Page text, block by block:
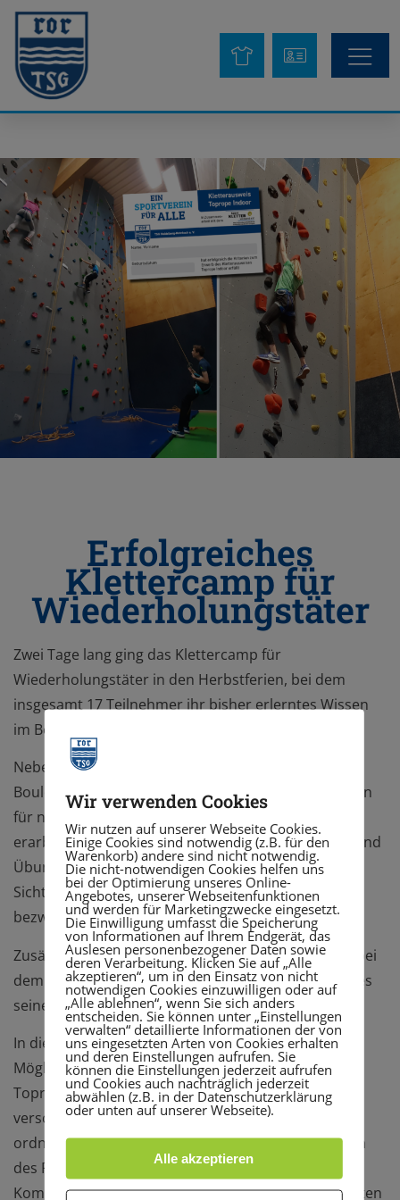
Erfolgreiches
Klettercamp für
Wiederholungstäter
Zwei Tage lang ging das Klettercamp für
Wiederholungstäter in den Herbstferien, bei dem
insgesamt 17 Teilnehmer ihr bisher erlerntes Wissen
im Bereich Klettern erweitern und festigen konnten.
Neben Spielen und Teamaufgaben an der
Boulderwand, wurden verschiedene Technikübungen
für neue Lösungsansätze an der Kletterwand
erarbeitet und ausprobiert. Dank der neuen Tipps und
Übungen, konnten die Routen aus einer ganz neuen
Sichtweise und vor allem Kräfte schonender
bezwungen werden.
Zusätzliches Highlight im Camp: Das Sturztraining, bei
dem man das richtige Handling im Falle eines Sturzes
seines Partners trainieren konnte.
In diesem Jahr gab es zudem das erste mal die
Möglichkeit für die Teilnehmer den Kletterausweis
Toprope Indoor zu erwerben. Dafür mussten
verschiedene Kriterien wie beispielsweise das
ordnungsgemäße und sichere Ablassen und Sichern
des Partners, Partnercheck und verschiedene
Kommandos erfüllt werden. Erfreulicherweise konnten
Wir verwenden Cookies
Wir nutzen auf unserer Webseite Cookies.
Einige Cookies sind notwendig (z.B. für den
Warenkorb) andere sind nicht notwendig.
Die nicht-notwendigen Cookies helfen uns
bei der Optimierung unseres Online-
Angebotes, unserer Webseitenfunktionen
und werden für Marketingzwecke eingesetzt.
Die Einwilligung umfasst die Speicherung
von Informationen auf Ihrem Endgerät, das
Auslesen personenbezogener Daten sowie
deren Verarbeitung. Klicken Sie auf „Alle
akzeptieren“, um in den Einsatz von nicht
notwendigen Cookies einzuwilligen oder auf
„Alle ablehnen“, wenn Sie sich anders
entscheiden. Sie können unter „Einstellungen
verwalten“ detaillierte Informationen der von
uns eingesetzten Arten von Cookies erhalten
und deren Einstellungen aufrufen. Sie
können die Einstellungen jederzeit aufrufen
und Cookies auch nachträglich jederzeit
abwählen (z.B. in der Datenschutzerklärung
oder unten auf unserer Webseite).
Alle akzeptieren